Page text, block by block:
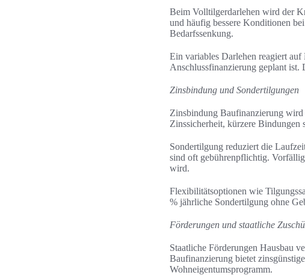
Beim Volltilgerdarlehen wird der
und häufig bessere Konditionen
Bedarfssenkung.
Ein variables Darlehen reagiert
Anschlussfinanzierung geplant ist.
Zinsbindung und Sondertilgungen
Zinsbindung Baufinanzierung wird
Zinssicherheit, kürzere Bindungen
Sondertilgung reduziert die
sind oft gebührenpflichtig.
wird.
Flexibilitätsoptionen wie
% jährliche Sondertilgung ohne
Förderungen und staatliche
Staatliche Förderungen Hausbau
Baufinanzierung bietet
Wohneigentumsprogramm.